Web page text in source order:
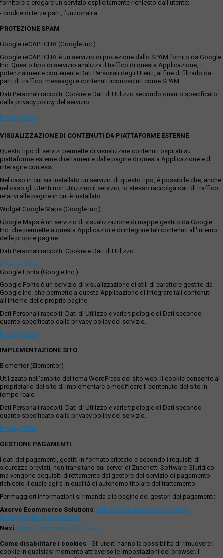
fornitore a erogare un servizio esplicitamente richiesto dall'utente;
- cookie di terze parti, funzionali a:
PROTEZIONE SPAM
Google reCAPTCHA (Google Inc.)
Google reCAPTCHA è un servizio di protezione dallo SPAM fornito da Google
Inc. Questo tipo di servizio analizza il traffico di questa Applicazione,
potenzialmente contenente Dati Personali degli Utenti, al fine di filtrarlo da
parti di traffico, messaggi e contenuti riconosciuti come SPAM.
Dati Personali raccolti: Cookie e Dati di Utilizzo secondo quanto specificato
dalla privacy policy del servizio.
Privacy Policy
VISUALIZZAZIONE DI CONTENUTI DA PIATTAFORME ESTERNE
Questo tipo di servizi permette di visualizzare contenuti ospitati su
piattaforme esterne direttamente dalle pagine di questa Applicazione e di
interagire con essi.
Nel caso in cui sia installato un servizio di questo tipo, è possibile che, anche
nel caso gli Utenti non utilizzino il servizio, lo stesso raccolga dati di traffico
relativi alle pagine in cui è installato.
Widget Google Maps (Google Inc.)
Google Maps è un servizio di visualizzazione di mappe gestito da Google
Inc. che permette a questa Applicazione di integrare tali contenuti all'interno
delle proprie pagine.
Dati Personali raccolti: Cookie e Dati di Utilizzo.
Privacy Policy
Google Fonts (Google Inc.)
Google Fonts è un servizio di visualizzazione di stili di carattere gestito da
Google Inc. che permette a questa Applicazione di integrare tali contenuti
all'interno delle proprie pagine.
Dati Personali raccolti: Dati di Utilizzo e varie tipologie di Dati secondo
quanto specificato dalla privacy policy del servizio.
Privacy Policy
IMPLEMENTAZIONE SITO
Elementor (Elementor)
Utilizzato nell'ambito del tema WordPress del sito web. Il cookie consente al
proprietario del sito di implementare o modificare il contenuto del sito in
tempo reale.
Dati Personali raccolti: Dati di Utilizzo e varie tipologie di Dati secondo
quanto specificato dalla privacy policy del servizio.
Privacy Policy
GESTIONE PAGAMENTI
I dati dei pagamenti, gestiti in formato criptato e secondo i requisiti di
sicurezza previsti, non transitano sui server di Zucchetti Software Giuridico
ma vengono acquisiti direttamente dal gestore del servizio di pagamento
richiesto il quale agirà in qualità di autonomo titolare del trattamento.
Per maggiori informazioni si rimanda alle pagine dei gestori dei pagamenti:
Axerve Ecommerce Solutions: https://www.axerve.com/privacy-
policy/servizi-di-pagamento
Nexi: https://www.nexi.it/it/privacy
Come disabilitare i cookies - Gli utenti hanno la possibilità di rimuovere i
cookie in qualsiasi momento attraverso le impostazioni del browser. I